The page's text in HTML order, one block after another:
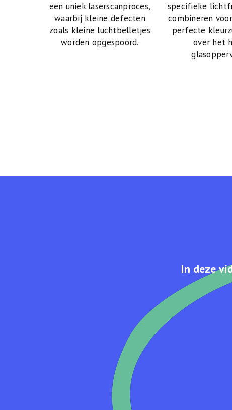
een uniek laserscanproces,
waarbij kleine defecten
zoals kleine luchtbelletjes
worden opgespoord.
specifieke
combineren
perfecte
over het
In deze